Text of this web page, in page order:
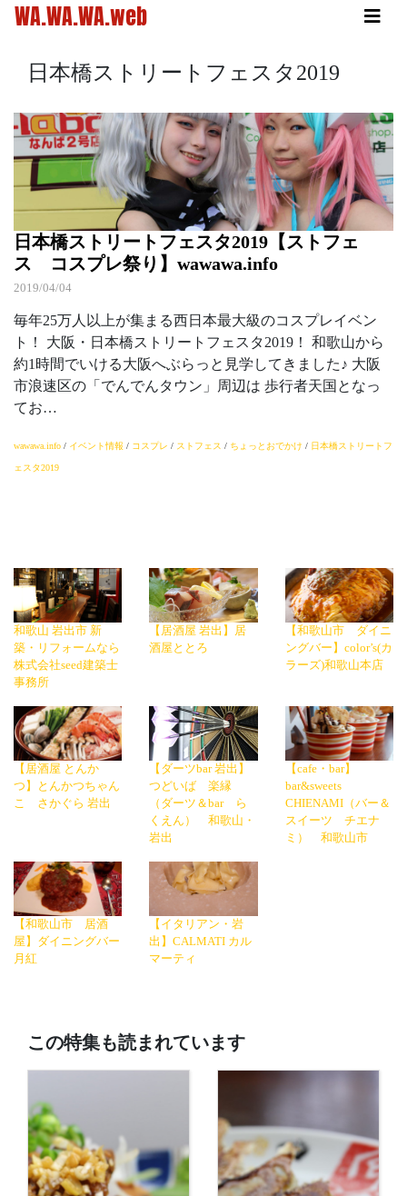
WA.WA.WA.web
日本橋ストリートフェスタ2019
日本橋ストリートフェスタ2019【ストフェ
ス コスプレ祭り】wawawa.info
2019/04/04
毎年25万人以上が集まる西日本最大級のコスプレイベン
ト！ 大阪・日本橋ストリートフェスタ2019！ 和歌山から
約1時間でいける大阪へぶらっと見学してきました♪ 大阪
市浪速区の「でんでんタウン」周辺は 歩行者天国となっ
てお…
wawawa.info / イベント情報 / コスプレ / ストフェス / ちょっとおでかけ / 日本橋ストリートフ
ェスタ2019
和歌山 岩出市 新
築・リフォームなら
株式会社seed建築士
事務所
【居酒屋 岩出】居
酒屋ととろ
【和歌山市 ダイニ
ングバー】color’s(カ
ラーズ)和歌山本店
【居酒屋 とんか
つ】とんかつちゃん
こ さかぐら 岩出
【ダーツbar 岩出】
つどいば 楽縁
（ダーツ＆bar ら
くえん） 和歌山・
岩出
【cafe・bar】
bar&sweets
CHIENAMI（バー＆
スイーツ チエナ
ミ） 和歌山市
【和歌山市 居酒
屋】ダイニングバー
月紅
【イタリアン・岩
出】CALMATI カル
マーティ
この特集も読まれています